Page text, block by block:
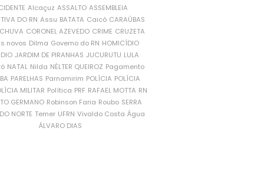
Alcaçuz ASSALTO ASSEMBLEIA
DO RN Assu BATATA Caicó CARAÚBAS
CORONEL AZEVEDO CRIME CRUZETA
novos Dilma Governo do RN HOMICÍDIO
JARDIM DE PIRANHAS JUCURUTU LULA
NATAL Nilda NÉLTER QUEIROZ Pagamento
PARELHAS Parnamirim POLÍCIA POLÍCIA
MILITAR Política PRF RAFAEL MOTTA RN
GERMANO Robinson Faria Roubo SERRA
NORTE Temer UFRN Vivaldo Costa Água
ÁLVARO DIAS